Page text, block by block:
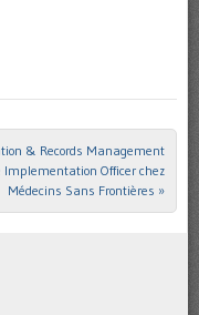
& Records Management
Implementation Officer chez
Médecins Sans Frontières »